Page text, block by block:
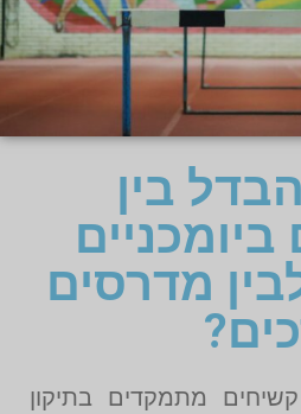
בין
מדרסים
קשיחים מתמקדים בתיקון